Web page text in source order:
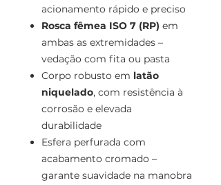
acionamento rápido e preciso
Rosca fêmea ISO 7 (RP) em
ambas as extremidades –
vedação com fita ou pasta
Corpo robusto em latão
niquelado, com resistência à
corrosão e elevada
durabilidade
Esfera perfurada com
acabamento cromado –
garante suavidade na manobra